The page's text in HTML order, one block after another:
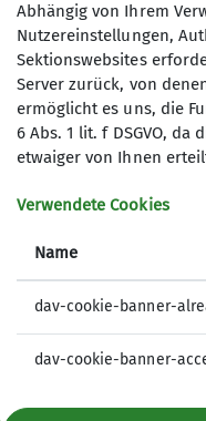
des K5:
bzw.
auf einer
auch
auf dein
fahre alternativ als
Abhängig von Ihrem
Nutzereinstellungen,
Sektionswebsites
Server zurück, von
ermöglicht es uns, die
6 Abs. 1 lit. f DSGVO,
etwaiger von Ihnen
Verwendete Cookies
Name
dav-cookie-banner-
dav-cookie-banner-